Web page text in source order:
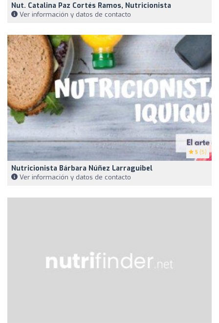
Nut. Catalina Paz Cortés Ramos, Nutricionista
Ver información y datos de contacto
5 (5)
Nutricionista Bárbara Núñez Larraguibel
Ver información y datos de contacto